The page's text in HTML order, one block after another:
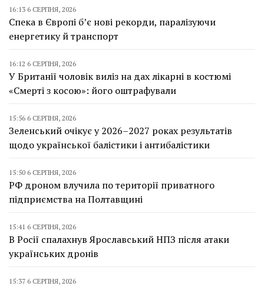
16:13 6 СЕРПНЯ, 2026
Спека в Європі б’є нові рекорди, паралізуючи
енергетику й транспорт
16:12 6 СЕРПНЯ, 2026
У Британії чоловік виліз на дах лікарні в костюмі
«Смерті з косою»: його оштрафували
15:56 6 СЕРПНЯ, 2026
Зеленський очікує у 2026–2027 роках результатів
щодо української балістики і антибалістики
15:50 6 СЕРПНЯ, 2026
РФ дроном влучила по території приватного
підприємства на Полтавщині
15:41 6 СЕРПНЯ, 2026
В Росії спалахнув Ярославський НПЗ після атаки
українських дронів
15:37 6 СЕРПНЯ, 2026